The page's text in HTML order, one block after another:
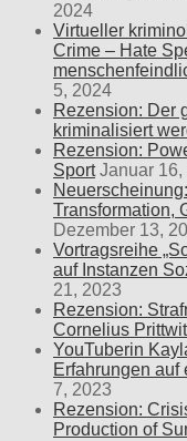
2024
Virtueller
Crime – Hate
5, 2024
Rezension: Der
kriminalisiert
Rezension:
Sport Januar 16,
Transformation,
Dezember 13,
Vortragsreihe
auf Instanzen
21, 2023
Rezension:
Cornelius
YouTuberin
Erfahrungen auf
7, 2023
Rezension:
Production of